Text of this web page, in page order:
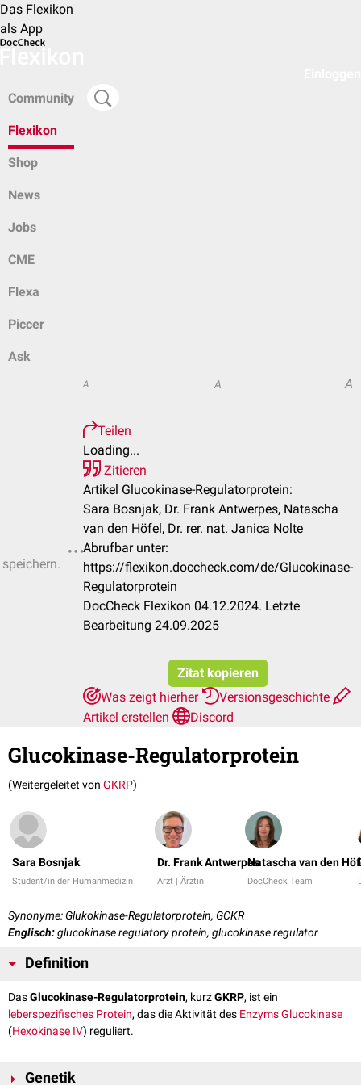
Das Flexikon
als App
Community
Flexikon
Shop
News
Jobs
CME
Flexa
Piccer
Ask
A A A
Teilen
Loading...
Zitieren
Artikel Glucokinase-Regulatorprotein:
Sara Bosnjak, Dr. Frank Antwerpes, Natascha
van den Höfel, Dr. rer. nat. Janica Nolte
Abrufbar unter:
https://flexikon.doccheck.com/de/Glucokinase-
Regulatorprotein
DocCheck Flexikon 04.12.2024. Letzte
Bearbeitung 24.09.2025
Zitat kopieren
Was zeigt hierher
Versionsgeschichte
Artikel erstellen
Discord
Glucokinase-Regulatorprotein
(Weitergeleitet von GKRP)
Sara Bosnjak
Student/in der Humanmedizin
Dr. Frank Antwerpes
Arzt | Ärztin
Natascha van den
DocCheck Team
Synonyme: Glukokinase-Regulatorprotein, GCKR
Englisch:glucokinase regulatory protein, glucokinase regulator
Definition
DasGlucokinase-Regulatorprotein, kurzGKRP, ist ein
leberspezifisches Protein, das die Aktivität des EnzymsGlucokinase
(Hexokinase IV) reguliert.
Genetik